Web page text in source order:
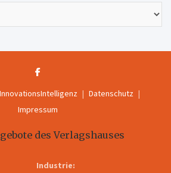
InnovationsIntelligenz
Datenschutz
Impressum
des Verlagshauses
Industrie: